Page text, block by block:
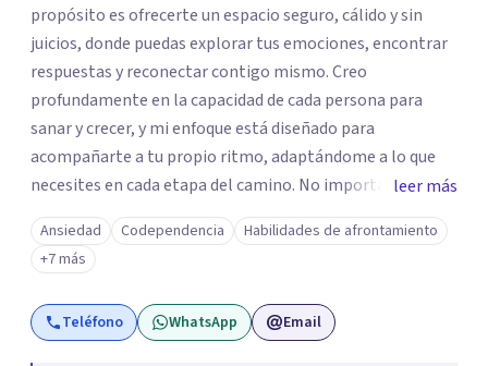
propósito es ofrecerte un espacio seguro, cálido y sin
juicios, donde puedas explorar tus emociones, encontrar
respuestas y reconectar contigo mismo. Creo
profundamente en la capacidad de cada persona para
sanar y crecer, y mi enfoque está diseñado para
acompañarte a tu propio ritmo, adaptándome a lo que
necesites en cada etapa del camino. No importa cuán
grande o pequeño parezca el desafío que enfrentas, estoy
aquí para escucharte, comprenderte y trabajar contigo
hacia una vida más plena y equilibrada.
leer más
Ansiedad Codependencia
Habilidades de afrontamiento
+7 más
Teléfono WhatsApp Email